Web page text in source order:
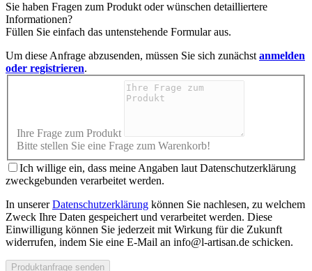
Sie haben Fragen zum Produkt oder wünschen detailliertere
Informationen?
Füllen Sie einfach das untenstehende Formular aus.
Um diese Anfrage abzusenden, müssen Sie sich zunächst anmelden
oder registrieren.
Ihre Frage zum Produkt
Bitte stellen Sie eine Frage zum Warenkorb!
Ich willige ein, dass meine Angaben laut Datenschutzerklärung
zweckgebunden verarbeitet werden.
In unsererDatenschutzerklärung können Sie nachlesen, zu welchem
Zweck Ihre Daten gespeichert und verarbeitet werden. Diese
Einwilligung können Sie jederzeit mit Wirkung für die Zukunft
widerrufen, indem Sie eine E-Mail an info@l-artisan.de schicken.
Produktanfrage senden